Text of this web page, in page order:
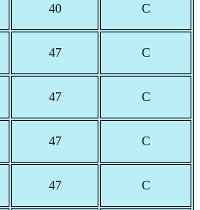
40 С
47 С
47 С
47 С
47 С